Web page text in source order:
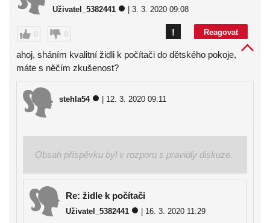
Uživatel_5382441 | 3. 3. 2020 09:08
0 0 Reagovat
!
ahoj, sháním kvalitní židli k počítači do dětského pokoje,
máte s něčím zkušenost?
stehla54 | 12. 3. 2020 09:11
Obsah příspěvku byl v rozporu s pravidly diskuze.
Re: židle k počítači
Uživatel_5382441 | 16. 3. 2020 11:29